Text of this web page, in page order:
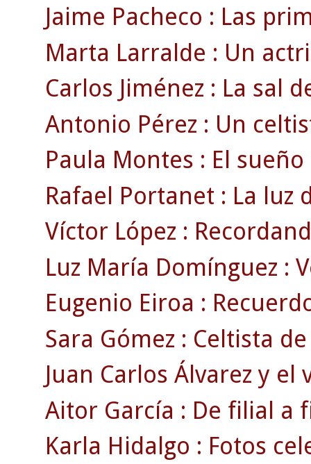
Jaime Pacheco : Las
Marta Larralde : Un
Carlos Jiménez : La sal
Antonio Pérez : Un
Paula Montes : El
Rafael Portanet : La luz
Víctor López :
Luz María Domínguez :
Eugenio Eiroa :
Sara Gómez : Celtista
Juan Carlos Álvarez y el
Aitor García : De filial a
Karla Hidalgo : Fotos